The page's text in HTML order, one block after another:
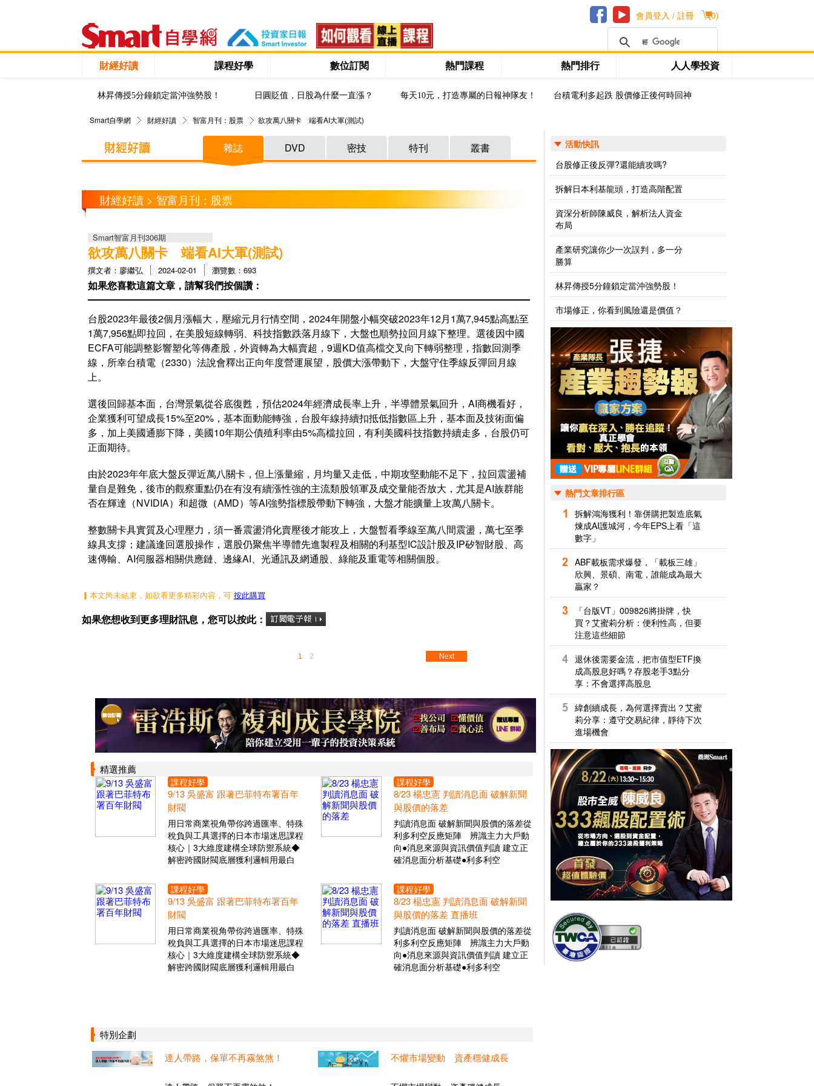
(0)
會員登入 / 註冊
財經好讀 課程好學 數位訂閱 熱門課程 熱門排行 人人學投資
林昇傳授5分鐘鎖定當沖強勢股！ 日圓貶值，日股為什麼一直漲？ 每天10元，打造專屬的日報神隊友！ 台積電利多起跌 股價修正後何時回神
Smart自學網 財經好讀 智富月刊：股票 欲攻萬八關卡 端看AI大軍(測試)
雜誌 DVD 密技 特刊 叢書
財經好讀 > 智富月刊：股票
Smart智富月刊306期
欲攻萬八關卡 端看AI大軍(測試)
撰文者：廖繼弘 2024-02-01 瀏覽數：693
如果您喜歡這篇文章，請幫我們按個讚：
台股2023年最後2個月漲幅大，壓縮元月行情空間，2024年開盤小幅突破2023年12月1萬7,945點高點至
1萬7,956點即拉回，在美股短線轉弱、科技指數跌落月線下，大盤也順勢拉回月線下整理。選後因中國
ECFA可能調整影響塑化等傳產股，外資轉為大幅賣超，9週KD值高檔交叉向下轉弱整理，指數回測季
線，所幸台積電（2330）法說會釋出正向年度營運展望，股價大漲帶動下，大盤守住季線反彈回月線
上。
選後回歸基本面，台灣景氣從谷底復甦，預估2024年經濟成長率上升，半導體景氣回升，AI商機看好，
企業獲利可望成長15%至20%，基本面動能轉強，台股年線持續扣抵低指數區上升，基本面及技術面偏
多，加上美國通膨下降，美國10年期公債殖利率由5%高檔拉回，有利美國科技指數持續走多，台股仍可
正面期待。
由於2023年年底大盤反彈近萬八關卡，但上漲量縮，月均量又走低，中期攻堅動能不足下，拉回震盪補
量自是難免，後市的觀察重點仍在有沒有續漲性強的主流類股領軍及成交量能否放大，尤其是AI族群能
否在輝達（NVIDIA）和超微（AMD）等AI強勢指標股帶動下轉強，大盤才能擴量上攻萬八關卡。
整數關卡具實質及心理壓力，須一番震盪消化賣壓後才能攻上，大盤暫看季線至萬八間震盪，萬七至季
線具支撐；建議逢回選股操作，選股仍聚焦半導體先進製程及相關的利基型IC設計股及IP矽智財股、高
速傳輸、AI伺服器相關供應鏈、邊緣AI、光通訊及網通股、綠能及重電等相關個股。
▎本文尚未結束，如欲看更多精彩內容，可 按此購買
如果您想收到更多理財訊息，您可以按此：
1 2 Next
精選推薦
課程好學
9/13 吳盛富 跟著巴菲特布署百年
財閥
用日常商業視角帶你跨過匯率、特殊
稅負與工具選擇的日本市場迷思課程
核心｜3大維度建構全球防禦系統◆
解密跨國財閥底層獲利邏輯用最白
課程好學
8/23 楊忠憲 判讀消息面 破解新聞
與股價的落差
判讀消息面 破解新聞與股價的落差從
利多利空反應矩陣 辨識主力大戶動
向●消息來源與資訊價值判讀 建立正
確消息面分析基礎●利多利空
課程好學
9/13 吳盛富 跟著巴菲特布署百年
財閥
用日常商業視角帶你跨過匯率、特殊
稅負與工具選擇的日本市場迷思課程
核心｜3大維度建構全球防禦系統◆
解密跨國財閥底層獲利邏輯用最白
課程好學
8/23 楊忠憲 判讀消息面 破解新聞
與股價的落差 直播班
判讀消息面 破解新聞與股價的落差從
利多利空反應矩陣 辨識主力大戶動
向●消息來源與資訊價值判讀 建立正
確消息面分析基礎●利多利空
特別企劃
達人帶路，保單不再霧煞煞！
不懼市場變動 資產穩健成長
活動快訊
台股修正後反彈?還能續攻嗎?
拆解日本利基龍頭，打造高階配置
資深分析師陳威良，解析法人資金
布局
產業研究讓你少一次誤判，多一分
勝算
林昇傳授5分鐘鎖定當沖強勢股！
市場修正，你看到風險還是價值？
熱門文章排行區
拆解鴻海獲利！靠併購把製造底氣
煉成AI護城河，今年EPS上看「這
數字」
ABF載板需求爆發，「載板三雄」
欣興、景碩、南電，誰能成為最大
贏家？
「台版VT」009826將掛牌，快
買？艾蜜莉分析：便利性高，但要
注意這些細節
退休後需要金流，把市值型ETF換
成高股息好嗎？存股老手3點分
享：不會選擇高股息
緯創續成長，為何選擇賣出？艾蜜
莉分享：遵守交易紀律，靜待下次
進場機會